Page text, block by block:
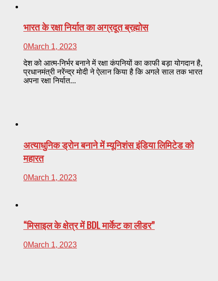
भारत के रक्षा निर्यात का अग्रदूत ब्रह्मोस
0March 1, 2023
देश को आत्म-निर्भर बनाने में रक्षा कंपनियों का काफी बड़ा योगदान है,
प्रधानमंत्री नरेंन्द्र मोदी ने ऐलान किया है कि अगले साल तक भारत
अपना रक्षा निर्यात...
अत्याधुनिक ड्रोन बनाने में म्यूनिशंस इंडिया लिमिटेड को
महारत
0March 1, 2023
“मिसाइल के क्षेत्र में BDL मार्केट का लीडर”
0March 1, 2023